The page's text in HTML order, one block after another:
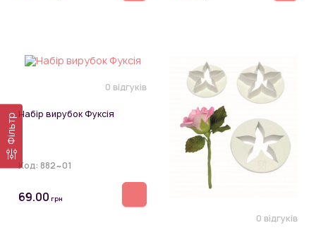
Фільтр
0 відгуків
Набір вирубок Фуксія
Код: 882~01
69.00 грн
0 відгуків